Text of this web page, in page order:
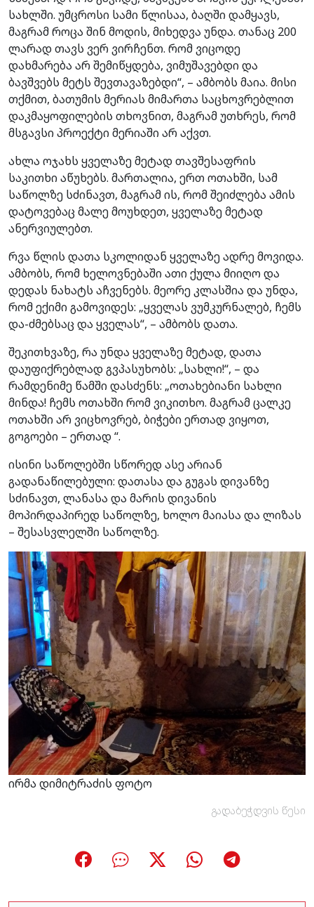
სახლში. უმცროსი სამი წლისაა, ბაღში დამყავს,
მაგრამ როცა შინ მოდის, მიხედვა უნდა. თანაც 200
ლარად თავს ვერ ვირჩენთ. რომ ვიცოდე
დახმარება არ შემიწყდება, ვიმუშავებდი და
ბავშვებს მეტს შევთავაზებდი“, – ამბობს მაია. მისი
თქმით, ბათუმის მერიას მიმართა საცხოვრებლით
დაკმაყოფილების თხოვნით, მაგრამ უთხრეს, რომ
მსგავსი პროექტი მერიაში არ აქვთ.
ახლა ოჯახს ყველაზე მეტად თავშესაფრის
საკითხი აწუხებს. მართალია, ერთ ოთახში, სამ
საწოლზე სძინავთ, მაგრამ ის, რომ შეიძლება ამის
დატოვებაც მალე მოუხდეთ, ყველაზე მეტად
ანერვიულებთ.
რვა წლის დათა სკოლიდან ყველაზე ადრე მოვიდა.
ამბობს, რომ ხელოვნებაში ათი ქულა მიიღო და
დედას ნახატს აჩვენებს. მეორე კლასშია და უნდა,
რომ ექიმი გამოვიდეს: „ყველას ვუმკურნალებ, ჩემს
და-ძმებსაც და ყველას“, – ამბობს დათა.
შეკითხვაზე, რა უნდა ყველაზე მეტად, დათა
დაუფიქრებლად გვპასუხობს: „სახლი!“, – და
რამდენიმე წამში დასძენს: „ოთახებიანი სახლი
მინდა! ჩემს ოთახში რომ ვიკითხო. მაგრამ ცალკე
ოთახში არ ვიცხოვრებ, ბიჭები ერთად ვიყოთ,
გოგოები – ერთად “.
ისინი საწოლებში სწორედ ასე არიან
გადანაწილებული: დათასა და გუგას დივანზე
სძინავთ, ლანასა და მარის დივანის
მოპირდაპირედ საწოლზე, ხოლო მაიასა და ლიზას
– შესასვლელში საწოლზე.
ირმა დიმიტრაძის ფოტო
გადაბეჭდვის წესი